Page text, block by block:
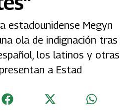
estadounidense Megyn
ola de indignación tras
los latinos y otras
a Estad